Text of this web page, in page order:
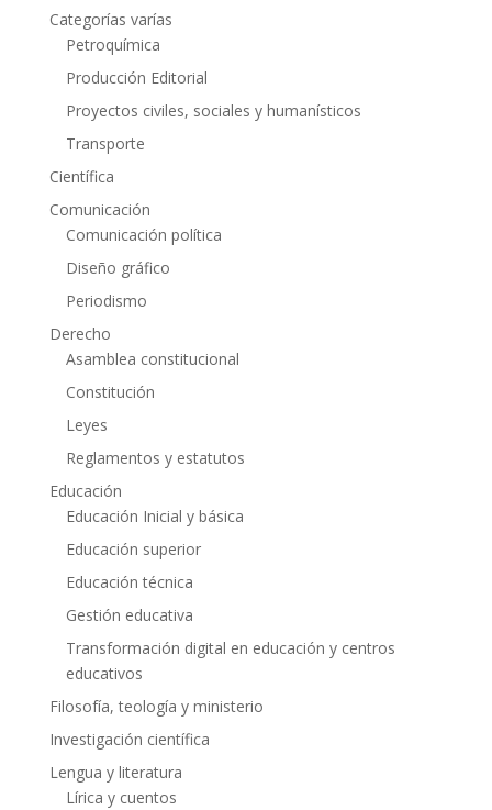
Categorías varías
Petroquímica
Producción Editorial
Proyectos civiles, sociales y humanísticos
Transporte
Científica
Comunicación
Comunicación política
Diseño gráfico
Periodismo
Derecho
Asamblea constitucional
Constitución
Leyes
Reglamentos y estatutos
Educación
Educación Inicial y básica
Educación superior
Educación técnica
Gestión educativa
Transformación digital en educación y centros
educativos
Filosofía, teología y ministerio
Investigación científica
Lengua y literatura
Lírica y cuentos